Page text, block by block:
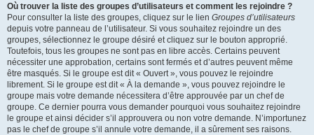
Où trouver la liste des groupes d’utilisateurs et comment les rejoindre ?
Pour consulter la liste des groupes, cliquez sur le lien Groupes d’utilisateurs
depuis votre panneau de l’utilisateur. Si vous souhaitez rejoindre un des
groupes, sélectionnez le groupe désiré et cliquez sur le bouton approprié.
Toutefois, tous les groupes ne sont pas en libre accès. Certains peuvent
nécessiter une approbation, certains sont fermés et d’autres peuvent même
être masqués. Si le groupe est dit « Ouvert », vous pouvez le rejoindre
librement. Si le groupe est dit « À la demande », vous pouvez rejoindre le
groupe mais votre demande nécessitera d’être approuvée par un chef de
groupe. Ce dernier pourra vous demander pourquoi vous souhaitez rejoindre
le groupe et ainsi décider s’il approuvera ou non votre demande. N’importunez
pas le chef de groupe s’il annule votre demande, il a sûrement ses raisons.